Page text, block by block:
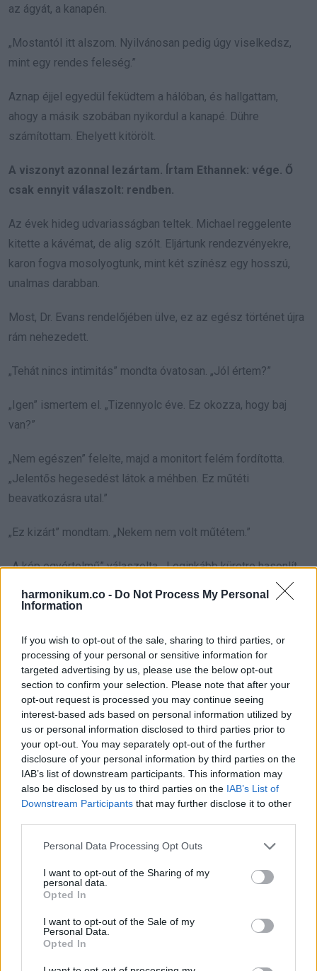
harmonikum.co - Do Not Process My Personal
Information
If you wish to opt-out of the sale, sharing to third parties, or
processing of your personal or sensitive information for
targeted advertising by us, please use the below opt-out
section to confirm your selection. Please note that after your
opt-out request is processed you may continue seeing
interest-based ads based on personal information utilized by
us or personal information disclosed to third parties prior to
your opt-out. You may separately opt-out of the further
disclosure of your personal information by third parties on the
IAB’s list of downstream participants. This information may
also be disclosed by us to third parties on the IAB’s List of
Downstream Participants that may further disclose it to other
Please note that this website/app uses one or more Google
not limited to your visit or usage behaviour. You may click to
grant or deny consent to Google and its third-party tags to
use your data for below specified purposes in below Google
consent section.
Personal Data Processing Opt Outs
I want to opt-out of the Sharing of my
personal data.
Opted In
I want to opt-out of the Sale of my
Personal Data.
Opted In
az ágyát, a kanapén.
„Mostantól itt alszom. Nyilvánosan pedig úgy viselkedsz,
mint egy rendes feleség.”
Aznap éjjel egyedül feküdtem a hálóban, és hallgattam,
ahogy a másik szobában nyikordul a kanapé. Dühre
számítottam. Ehelyett kitörölt.
A viszonyt azonnal lezártam. Írtam Ethannek: vége. Ő
csak ennyit válaszolt: rendben.
Az évek hideg udvariasságban teltek. Michael reggelente
kitette a kávémat, de alig szólt. Eljártunk rendezvényekre,
karon fogva mosolyogtunk, mint két színész egy hosszú,
unalmas darabban.
Most, Dr. Evans rendelőjében ülve, ez az egész történet újra
rám nehezedett.
„Tehát nincs intimitás” mondta óvatosan. „Jól értem?”
„Igen” ismertem el. „Tizennyolc éve. Ez okozza, hogy baj
van?”
„Nem egészen” felelte, majd a monitort felém fordította.
„Jelentős hegesedést látok a méhben. Ez műtéti
beavatkozásra utal.”
„Ez kizárt” mondtam. „Nekem nem volt műtétem.”
„A kép egyértelmű” válaszolta. „Leginkább küretre hasonlít,
Kábán mentem haza. Aztán előjött egy emlék, amit sokáig
elzártam. 2008, egy héttel a lebukás után. Összecsúsztam.
Bevettem túl sok altatót. Sötétség, majd ébredés a
kórházban. Tompa fájdalom az alhasban. Michael azt mondta,
a gyomormosás miatt van.
Aznap este rárontottam.
„Michael” mondtam remegve. „Volt műtétem 2008-ban?”
„Milyen műtét?” kérdeztem. „Miért nem emlékszem?”
„Tényleg tudni akarod?” nézett rám.